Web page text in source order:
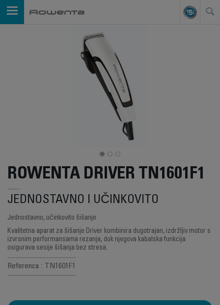
ROWENTA DRIVER TN1601F1
JEDNOSTAVNO I UČINKOVITO
Jednostavno, učinkovito šišanje
Kvalitetna aparat za šišanje Driver kombinira dugotrajan, izdržljiv motor s
izvrsnim performansama rezanja, dok njegova kabalska funkcija
osigurava sesije šišanja bez stresa.
Referenca : TN1601F1